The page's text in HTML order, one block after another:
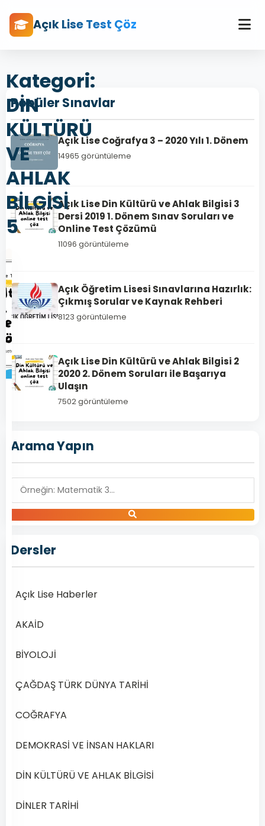
Açık Lise Test Çöz
Kategori:
DİN
KÜLTÜRÜ
VE
AHLAK
BİLGİSİ
5
Din
Kültürü
ve
Ahlak
Bilgisi
2019
Yılı
Dönem
Sınav
Soruları
Çöz
Açık
Din
ve
Bilgisi
–
Popüler Sınavlar
Açık Lise Coğrafya 3 – 2020 Yılı 1. Dönem
14965 görüntüleme
Açık Lise Din Kültürü ve Ahlak Bilgisi 3
Dersi 2019 1. Dönem Sınav Soruları ve
Online Test Çözümü
11096 görüntüleme
Açık Öğretim Lisesi Sınavlarına Hazırlık:
Çıkmış Sorular ve Kaynak Rehberi
8123 görüntüleme
Açık Lise Din Kültürü ve Ahlak Bilgisi 2
2020 2. Dönem Soruları ile Başarıya
Ulaşın
7502 görüntüleme
Arama Yapın
Dersler
Açık Lise Haberler
AKAİD
BİYOLOJİ
ÇAĞDAŞ TÜRK DÜNYA TARİHİ
COĞRAFYA
DEMOKRASİ VE İNSAN HAKLARI
DİN KÜLTÜRÜ VE AHLAK BİLGİSİ
DİNLER TARİHİ